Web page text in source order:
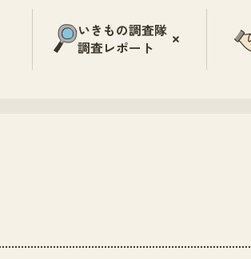
いきもの調査隊
調査レポート